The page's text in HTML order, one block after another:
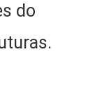
do